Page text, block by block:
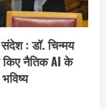
: डॉ. चिन्मय
किए नैतिक AI के